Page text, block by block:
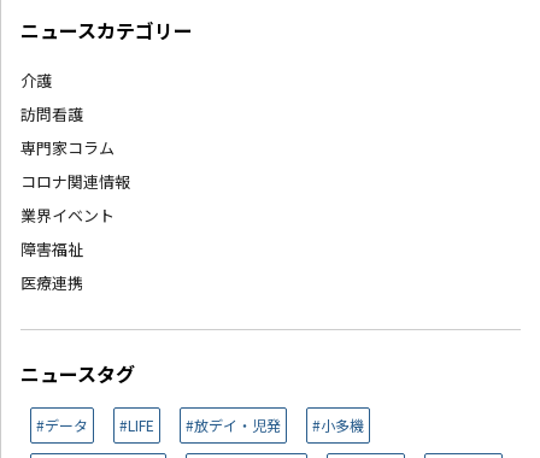
ニュースカテゴリー
介護
訪問看護
専門家コラム
コロナ関連情報
業界イベント
障害福祉
医療連携
ニュースタグ
#データ #LIFE #放デイ・児発 #小多機